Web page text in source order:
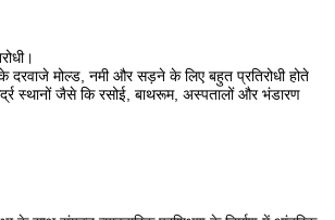
मोल्ड, नमी और सड़ने के लिए बहुत प्रतिरोधी होते
स्थानों जैसे कि रसोई, बाथरूम, अस्पतालों और भंडारण